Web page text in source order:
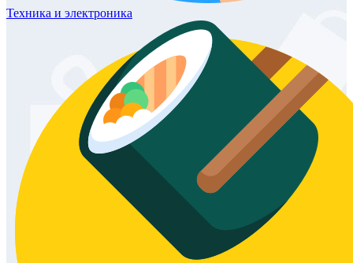
Техника и электроника